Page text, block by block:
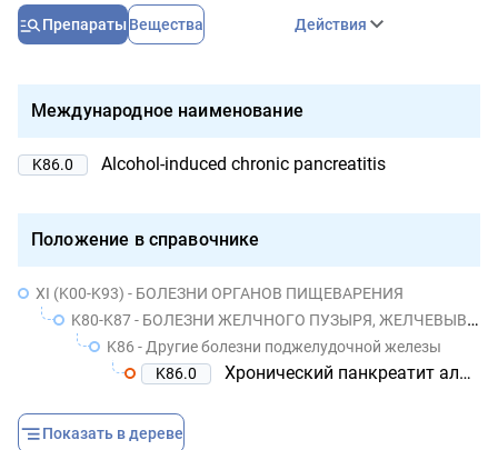
Препараты Вещества Действия
Международное наименование
K86.0 Alcohol-induced chronic pancreatitis
Положение в справочнике
XI (K00-K93) - БОЛЕЗНИ ОРГАНОВ ПИЩЕВАРЕНИЯ
K80-K87 - БОЛЕЗНИ ЖЕЛЧНОГО ПУЗЫРЯ, ЖЕЛЧЕВЫВОДЯЩИХ ПУТЕЙ И ПОДЖЕЛУДОЧНОЙ ЖЕЛЕЗЫ
K86 - Другие болезни поджелудочной железы
K86.0
Хронический панкреатит алкогольной этиологии
Показать в дереве